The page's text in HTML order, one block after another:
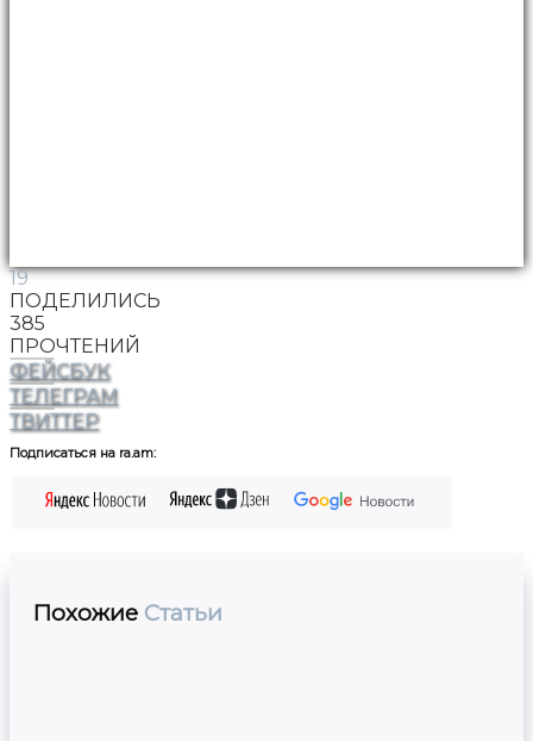
19
ПОДЕЛИЛИСЬ
385
ПРОЧТЕНИЙ
ФЕЙСБУК
ТЕЛЕГРАМ
ТВИТТЕР
Подписаться на ra.am:
Похожие Статьи